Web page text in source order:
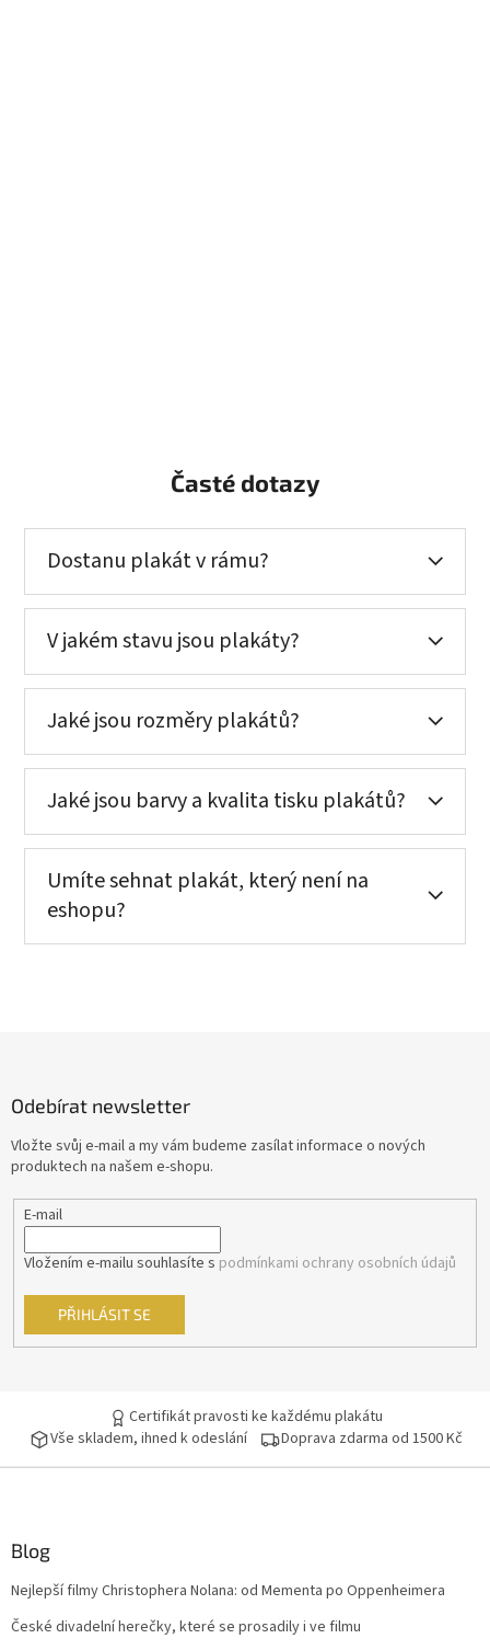
Časté dotazy
Dostanu plakát v rámu?
V jakém stavu jsou plakáty?
Jaké jsou rozměry plakátů?
Jaké jsou barvy a kvalita tisku plakátů?
Umíte sehnat plakát, který není na
eshopu?
Odebírat newsletter
Vložte svůj e-mail a my vám budeme zasílat informace o nových
produktech na našem e-shopu.
E-mail
Vložením e-mailu souhlasíte s podmínkami ochrany osobních údajů
PŘIHLÁSIT SE
Certifikát pravosti ke každému plakátu
Vše skladem, ihned k odeslání
Doprava zdarma od 1500 Kč
Blog
Nejlepší filmy Christophera Nolana: od Mementa po Oppenheimera
České divadelní herečky, které se prosadily i ve filmu